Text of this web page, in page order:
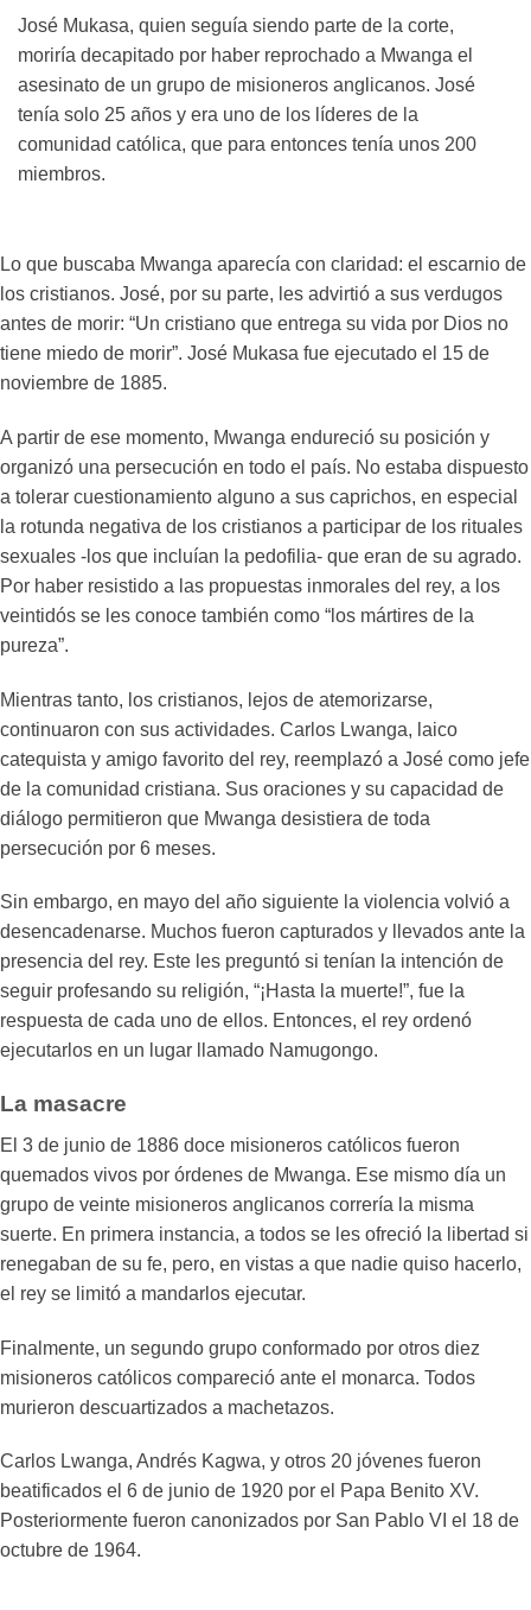
José Mukasa, quien seguía siendo parte de la corte,
moriría decapitado por haber reprochado a Mwanga el
asesinato de un grupo de misioneros anglicanos. José
tenía solo 25 años y era uno de los líderes de la
comunidad católica, que para entonces tenía unos 200
miembros.
Lo que buscaba Mwanga aparecía con claridad: el escarnio de
los cristianos. José, por su parte, les advirtió a sus verdugos
antes de morir: “Un cristiano que entrega su vida por Dios no
tiene miedo de morir”. José Mukasa fue ejecutado el 15 de
noviembre de 1885.
A partir de ese momento, Mwanga endureció su posición y
organizó una persecución en todo el país. No estaba dispuesto
a tolerar cuestionamiento alguno a sus caprichos, en especial
la rotunda negativa de los cristianos a participar de los rituales
sexuales -los que incluían la pedofilia- que eran de su agrado.
Por haber resistido a las propuestas inmorales del rey, a los
veintidós se les conoce también como “los mártires de la
pureza”.
Mientras tanto, los cristianos, lejos de atemorizarse,
continuaron con sus actividades. Carlos Lwanga, laico
catequista y amigo favorito del rey, reemplazó a José como jefe
de la comunidad cristiana. Sus oraciones y su capacidad de
diálogo permitieron que Mwanga desistiera de toda
persecución por 6 meses.
Sin embargo, en mayo del año siguiente la violencia volvió a
desencadenarse. Muchos fueron capturados y llevados ante la
presencia del rey. Este les preguntó si tenían la intención de
seguir profesando su religión, “¡Hasta la muerte!”, fue la
respuesta de cada uno de ellos. Entonces, el rey ordenó
ejecutarlos en un lugar llamado Namugongo.
La masacre
El 3 de junio de 1886 doce misioneros católicos fueron
quemados vivos por órdenes de Mwanga. Ese mismo día un
grupo de veinte misioneros anglicanos correría la misma
suerte. En primera instancia, a todos se les ofreció la libertad si
renegaban de su fe, pero, en vistas a que nadie quiso hacerlo,
el rey se limitó a mandarlos ejecutar.
Finalmente, un segundo grupo conformado por otros diez
misioneros católicos compareció ante el monarca. Todos
murieron descuartizados a machetazos.
Carlos Lwanga, Andrés Kagwa, y otros 20 jóvenes fueron
beatificados el 6 de junio de 1920 por el Papa Benito XV.
Posteriormente fueron canonizados por San Pablo VI el 18 de
octubre de 1964.